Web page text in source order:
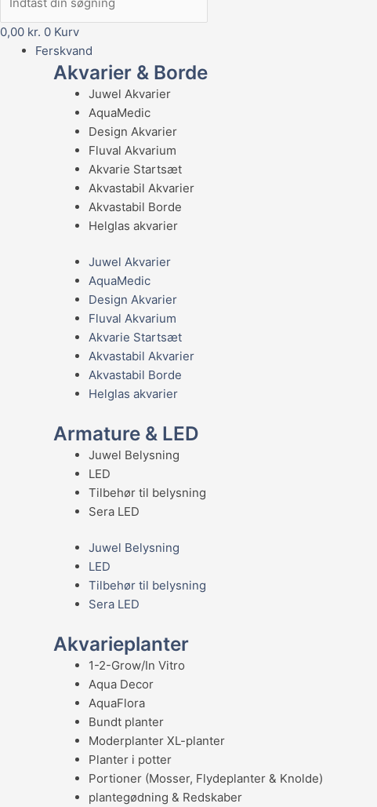
0,00 kr. 0 Kurv
Ferskvand
Akvarier & Borde
Juwel Akvarier
AquaMedic
Design Akvarier
Fluval Akvarium
Akvarie Startsæt
Akvastabil Akvarier
Akvastabil Borde
Helglas akvarier
Juwel Akvarier
AquaMedic
Design Akvarier
Fluval Akvarium
Akvarie Startsæt
Akvastabil Akvarier
Akvastabil Borde
Helglas akvarier
Armature & LED
Juwel Belysning
LED
Tilbehør til belysning
Sera LED
Juwel Belysning
LED
Tilbehør til belysning
Sera LED
Akvarieplanter
1-2-Grow/In Vitro
Aqua Decor
AquaFlora
Bundt planter
Moderplanter XL-planter
Planter i potter
Portioner (Mosser, Flydeplanter & Knolde)
plantegødning & Redskaber